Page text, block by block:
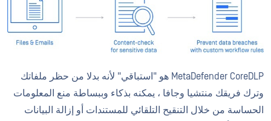
MetaDefender CoreDLP هو "استباقي" لأنه بدلا من حظر ملفاتك
وترك فريقك منتشيا وجافا ، يمكنه بذكاء وببساطة منع المعلومات
الحساسة من خلال التنقيح التلقائي للمستندات أو إزالة البيانات